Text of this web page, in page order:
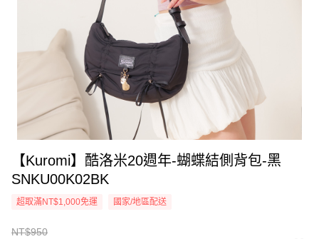
【Kuromi】酷洛米20週年-蝴蝶結側背包-黑
SNKU00K02BK
超取滿NT$1,000免運 國家/地區配送
NT$950